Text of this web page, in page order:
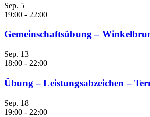
Sep. 5
19:00 - 22:00
Gemeinschaftsübung –
Sep. 13
18:00 - 22:00
Übung – Leistungsabzeichen –
Sep. 18
19:00 - 22:00